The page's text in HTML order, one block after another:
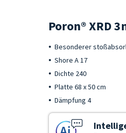
Poron® XRD
Besonderer
Shore A 17
Dichte 240
Platte 68 x 50 cm
Dämpfung 4